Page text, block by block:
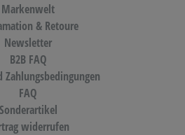
Markenwelt
& Retoure
Newsletter
B2B FAQ
Zahlungsbedingungen
FAQ
Sonderartikel
widerrufen